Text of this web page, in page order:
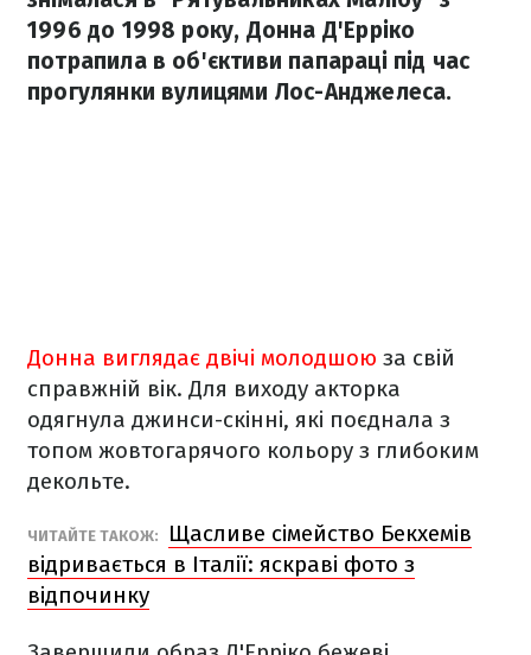
1996 до 1998 року, Донна Д'Ерріко
потрапила в об'єктиви папараці під час
прогулянки вулицями Лос-Анджелеса.
Донна виглядає двічі молодшою за свій
справжній вік. Для виходу акторка
одягнула джинси-скінні, які поєднала з
топом жовтогарячого кольору з глибоким
декольте.
ЧИТАЙТЕ ТАКОЖ:
Щасливе сімейство Бекхемів
відривається в Італії: яскраві фото з
відпочинку